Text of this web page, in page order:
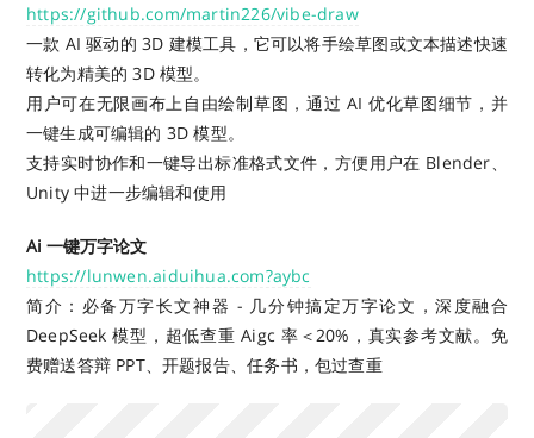
https://github.com/martin226/vibe-draw
一款 AI 驱动的 3D 建模工具，它可以将手绘草图或文本描述快速
转化为精美的 3D 模型。
用户可在无限画布上自由绘制草图，通过 AI 优化草图细节，并
一键生成可编辑的 3D 模型。
支持实时协作和一键导出标准格式文件，方便用户在 Blender、
Unity 中进一步编辑和使用
Ai 一键万字论文
https://lunwen.aiduihua.com?aybc
简介：必备万字长文神器 - 几分钟搞定万字论文，深度融合
DeepSeek 模型，超低查重 Aigc 率＜20%，真实参考文献。免
费赠送答辩 PPT、开题报告、任务书，包过查重